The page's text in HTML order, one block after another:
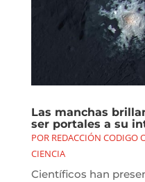
Las manchas
ser portales a su
POR REDACCIÓN CODIGO
CIENCIA
Científicos han